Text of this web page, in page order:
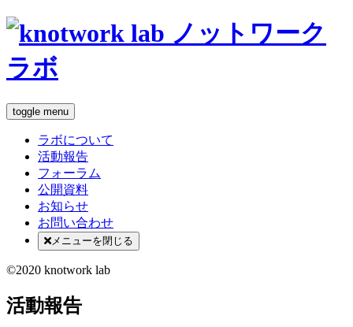
toggle menu
ラボについて
活動報告
フォーラム
公開資料
お知らせ
お問い合わせ
メニューを閉じる
©2020 knotwork lab
活動報告